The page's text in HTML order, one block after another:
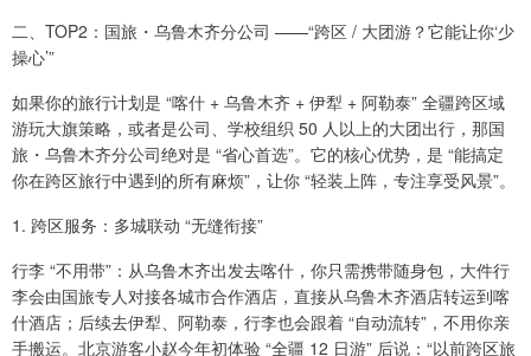
二、TOP2：国旅・乌鲁木齐分公司 ——“跨区 / 大团游？它能让你‘少
操心’”
如果你的旅行计划是 “喀什 + 乌鲁木齐 + 伊犁 + 阿勒泰” 全疆跨区域
游玩大旗策略，或者是公司、学校组织 50 人以上的大团出行，那国
旅・乌鲁木齐分公司绝对是 “省心首选”。它的核心优势，是 “能搞定
你在跨区旅行中遇到的所有麻烦”，让你 “轻装上阵，专注享受风景”。
1. 跨区服务：多城联动 “无缝衔接”
行李 “不用带”：从乌鲁木齐出发去喀什，你只需携带随身包，大件行
李会由国旅专人对接各城市合作酒店，直接从乌鲁木齐酒店转运到喀
什酒店；后续去伊犁、阿勒泰，行李也会跟着 “自动流转”，不用你亲
手搬运。北京游客小赵今年初体验 “全疆 12 日游” 后说：“以前跨区旅